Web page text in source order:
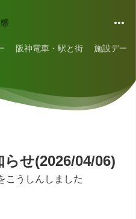
阪神電車・駅と街 施設デー
せ(2026/04/06)
こうしんしました